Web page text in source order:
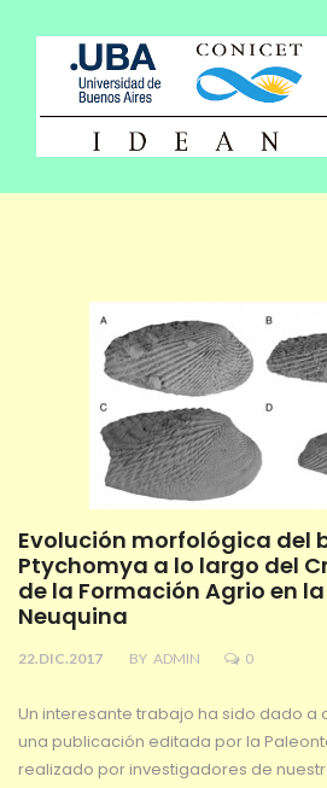
Evolución morfológica del
Ptychomya a lo largo del
de la Formación Agrio en
Neuquina
22.DIC.2017 BY ADMIN 0
Un interesante trabajo ha sido dado
una publicación editada por la
realizado por investigadores de